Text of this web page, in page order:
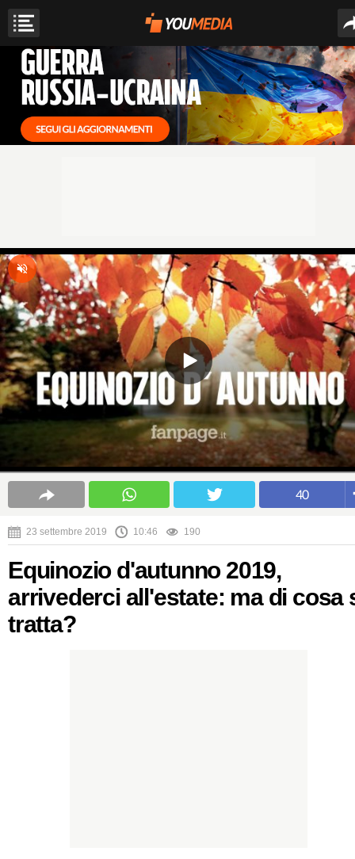
40
23 settembre 2019 10:46 190
Equinozio d'autunno 2019,
arrivederci all'estate: ma di cosa
tratta?